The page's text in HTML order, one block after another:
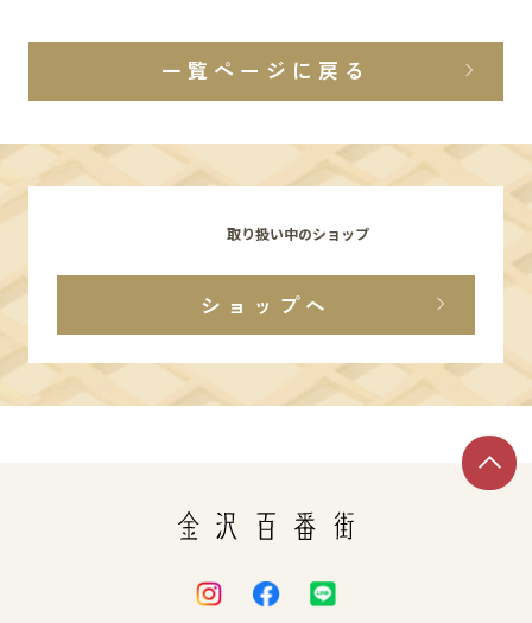
ショップニュース
イベント
館内サービス
施設からのお知らせ
スタッフ募集
一覧ページに戻る
取り扱い中のショップ
ショップへ